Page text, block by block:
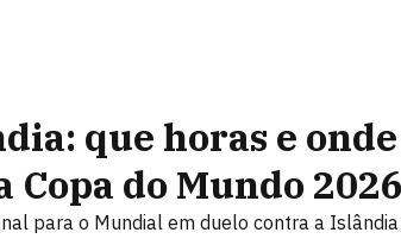
que horas e
Copa do Mundo 2026
para o Mundial em duelo contra a